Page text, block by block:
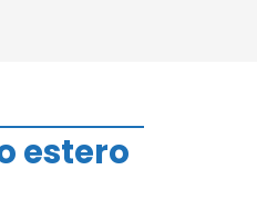
estero